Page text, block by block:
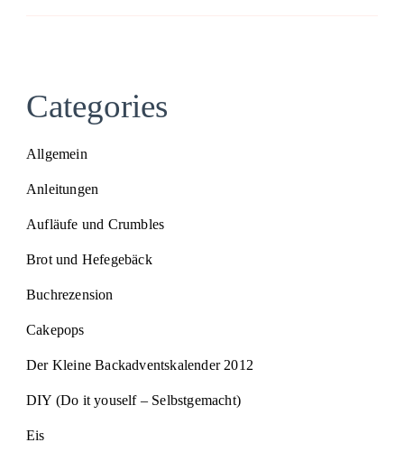
Categories
Allgemein
Anleitungen
Aufläufe und Crumbles
Brot und Hefegebäck
Buchrezension
Cakepops
Der Kleine Backadventskalender 2012
DIY (Do it youself – Selbstgemacht)
Eis